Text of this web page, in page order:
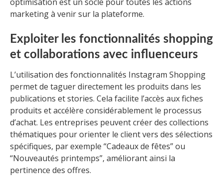
marketing à venir sur la plateforme.
Exploiter les fonctionnalités shopping
et collaborations avec influenceurs
L’utilisation des fonctionnalités Instagram Shopping
permet de taguer directement les produits dans les
publications et stories. Cela facilite l’accès aux fiches
produits et accélère considérablement le processus
d’achat. Les entreprises peuvent créer des collections
thématiques pour orienter le client vers des sélections
spécifiques, par exemple “Cadeaux de fêtes” ou
“Nouveautés printemps”, améliorant ainsi la
pertinence des offres.